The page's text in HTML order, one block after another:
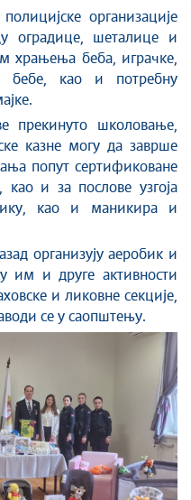
организације
оградице, шеталице и
храњења беба, играчке,
бебе, као и потребну
прекинуто школовање,
казне могу да заврше
попут сертификоване
и за послове узгоја
као и маникира и
организују аеробик и
им и друге активности
и ликовне секције,
се у саопштењу.